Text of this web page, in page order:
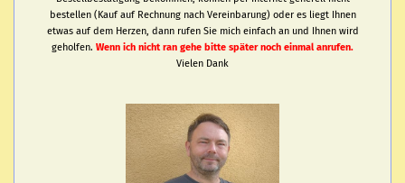
bestellen (Kauf auf Rechnung nach Vereinbarung) oder es liegt Ihnen
etwas auf dem Herzen, dann rufen Sie mich einfach an und Ihnen wird
geholfen. Wenn ich nicht ran gehe bitte später noch einmal anrufen.
Vielen Dank